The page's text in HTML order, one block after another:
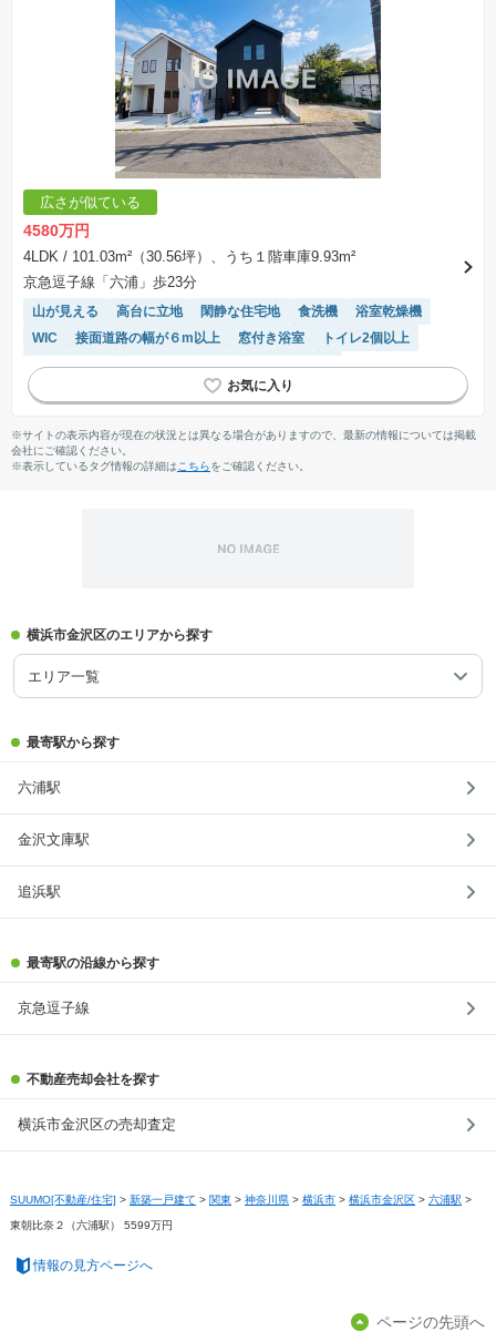
広さが似ている
4580万円
4LDK / 101.03m²（30.56坪）、うち１階車庫9.93m²
京急逗子線「六浦」歩23分
山が見える 高台に立地 閑静な住宅地 食洗機
浴室乾燥機
WIC
接面道路の幅が６m以上 窓付き浴室
トイレ2個以上
対面キッチン
システムキッチン 温水洗浄便座
※サイトの表示内容が現在の状況とは異なる場合がありますので、最新の情報については掲載
会社にご確認ください。
※表示しているタグ情報の詳細は こちらをご確認ください。
横浜市金沢区のエリアから探す
エリア一覧
最寄駅から探す
六浦駅
金沢文庫駅
追浜駅
最寄駅の沿線から探す
京急逗子線
不動産売却会社を探す
横浜市金沢区の売却査定
SUUMO[不動産/住宅] > 新築一戸建て > 関東 > 神奈川県 > 横浜市 > 横浜市金沢区 > 六浦駅 >
東朝比奈２（六浦駅） 5599万円
情報の見方ページへ
ページの先頭へ